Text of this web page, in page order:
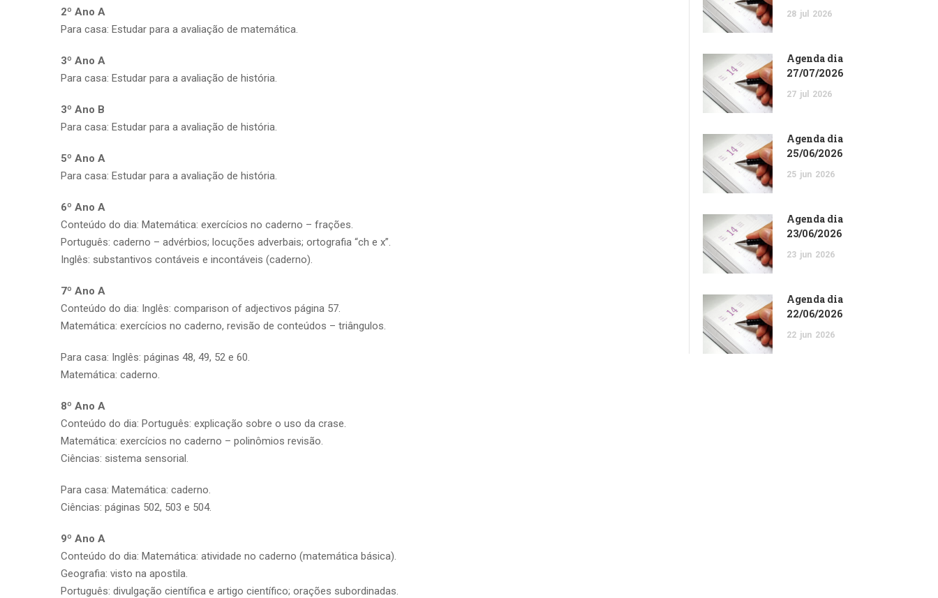
2º Ano A
Para casa: Estudar para a avaliação de matemática.
3º Ano A
Para casa: Estudar para a avaliação de história.
3º Ano B
Para casa: Estudar para a avaliação de história.
5º Ano A
Para casa: Estudar para a avaliação de história.
6º Ano A
Conteúdo do dia: Matemática: exercícios no caderno – frações.
Português: caderno – advérbios; locuções adverbais; ortografia “ch e x”.
Inglês: substantivos contáveis e incontáveis (caderno).
7º Ano A
Conteúdo do dia: Inglês: comparison of adjectivos página 57.
Matemática: exercícios no caderno, revisão de conteúdos – triângulos.
Para casa: Inglês: páginas 48, 49, 52 e 60.
Matemática: caderno.
8º Ano A
Conteúdo do dia: Português: explicação sobre o uso da crase.
Matemática: exercícios no caderno – polinômios revisão.
Ciências: sistema sensorial.
Para casa: Matemática: caderno.
Ciências: páginas 502, 503 e 504.
9º Ano A
Conteúdo do dia: Matemática: atividade no caderno (matemática básica).
Geografia: visto na apostila.
Português: divulgação científica e artigo científico; orações subordinadas.
28 jul 2026
Agenda dia
27/07/2026
27 jul 2026
Agenda dia
25/06/2026
25 jun 2026
Agenda dia
23/06/2026
23 jun 2026
Agenda dia
22/06/2026
22 jun 2026